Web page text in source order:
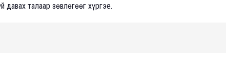
давах талаар зөвлөгөөг хүргэе.